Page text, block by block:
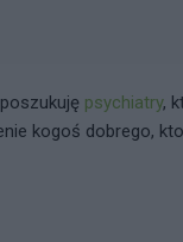
psychiatry,
kogoś dobrego,